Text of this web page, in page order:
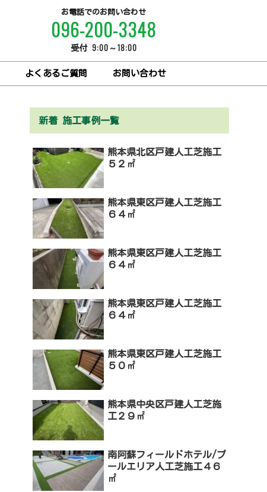
お電話でのお問い合わせ
096-200-3348
受付 9:00～18:00
よくあるご質問 お問い合わせ
新着 施工事例一覧
熊本県北区戸建人工芝施工
５２㎡
熊本県東区戸建人工芝施工
６４㎡
熊本県東区戸建人工芝施工
６４㎡
熊本県東区戸建人工芝施工
６４㎡
熊本県東区戸建人工芝施工
５０㎡
熊本県中央区戸建人工芝施
工２９㎡
南阿蘇フィールドホテル/プ
ールエリア人工芝施工４６
㎡